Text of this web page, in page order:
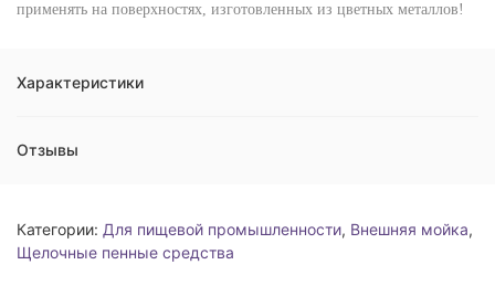
применять на поверхностях, изготовленных из цветных металлов!
Характеристики
Отзывы
Категории: Для пищевой промышленности, Внешняя мойка,
Щелочные пенные средства